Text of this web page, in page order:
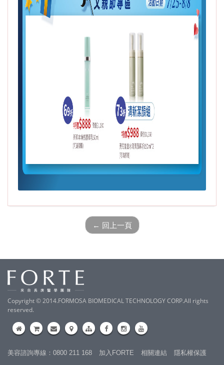
← 回上一頁
Copyright © 2014.FORMOSA BIOMEDICAL TECHNOLOGY CORP.All rights
reserved.
美容諮詢專線：0800 211 168 加入FORTE 相關連結 隱私權保護